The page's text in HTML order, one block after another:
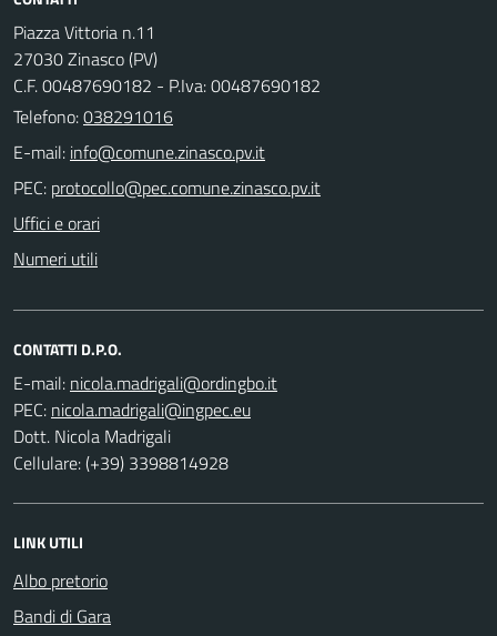
Piazza Vittoria n.11
27030 Zinasco (PV)
C.F. 00487690182 - P.Iva: 00487690182
Telefono:038291016
E-mail:
PEC:
Uffici e orari
Numeri utili
CONTATTI D.P.O.
E-mail:
PEC:
Dott. Nicola Madrigali
Cellulare: (+39) 3398814928
LINK UTILI
Albo pretorio
Bandi di Gara